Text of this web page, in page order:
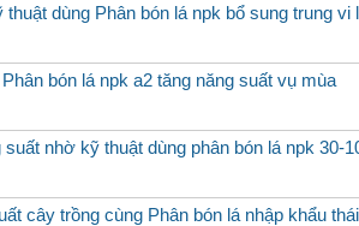
thuật dùng Phân bón lá npk bổ sung trung vi
bón lá npk a2 tăng năng suất vụ mùa
suất nhờ kỹ thuật dùng phân bón lá npk 30-
cây trồng cùng Phân bón lá nhập khẩu